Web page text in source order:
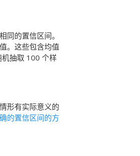
同的置信区间。
。这些包含均值
抽取 100 个样
形有实际意义的
的置信区间的方